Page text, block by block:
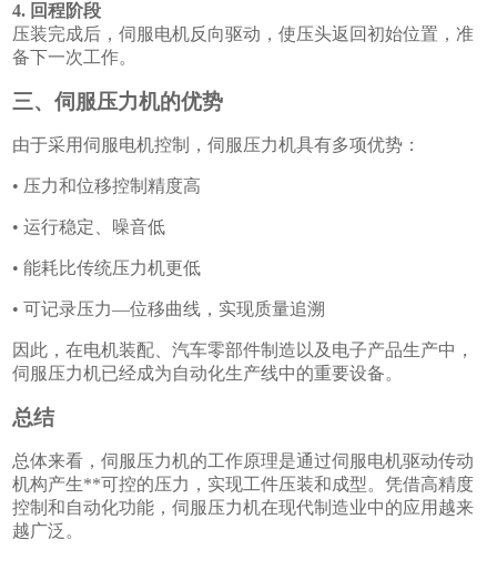
4. 回程阶段
压装完成后，伺服电机反向驱动，使压头返回初始位置，准
备下一次工作。
三、伺服压力机的优势
由于采用伺服电机控制，伺服压力机具有多项优势：
• 压力和位移控制精度高
• 运行稳定、噪音低
• 能耗比传统压力机更低
• 可记录压力—位移曲线，实现质量追溯
因此，在电机装配、汽车零部件制造以及电子产品生产中，
伺服压力机已经成为自动化生产线中的重要设备。
总结
总体来看，伺服压力机的工作原理是通过伺服电机驱动传动
机构产生**可控的压力，实现工件压装和成型。凭借高精度
控制和自动化功能，伺服压力机在现代制造业中的应用越来
越广泛。